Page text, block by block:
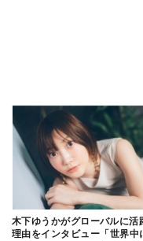
木下ゆうかがグローバルに活
理由をインタビュー「世界中